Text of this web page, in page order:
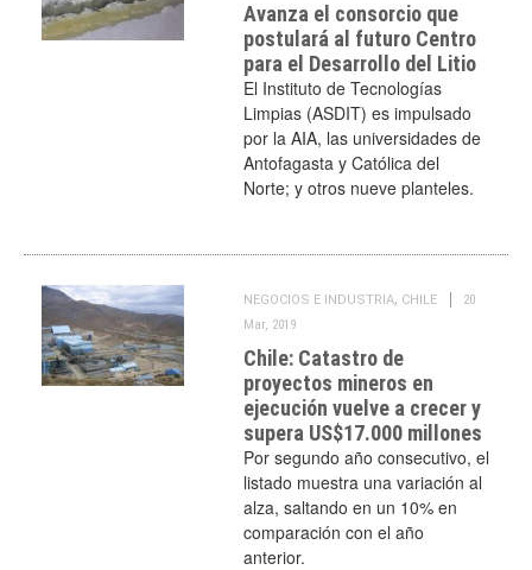
Avanza el consorcio que
postulará al futuro Centro
para el Desarrollo del Litio
El Instituto de Tecnologías
Limpias (ASDIT) es impulsado
por la AIA, las universidades de
Antofagasta y Católica del
Norte; y otros nueve planteles.
NEGOCIOS E INDUSTRIA, CHILE
20
Mar, 2019
Chile: Catastro de
proyectos mineros en
ejecución vuelve a crecer y
supera US$17.000 millones
Por segundo año consecutivo, el
listado muestra una variación al
alza, saltando en un 10% en
comparación con el año
anterior.